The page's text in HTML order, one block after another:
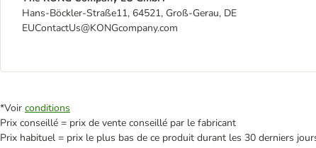
Hans-Böckler-Straße11, 64521, Groß-Gerau, DE
EUContactUs@KONGcompany.com
*Voir conditions
Prix conseillé = prix de vente conseillé par le fabricant
Prix habituel = prix le plus bas de ce produit durant les 30 derniers